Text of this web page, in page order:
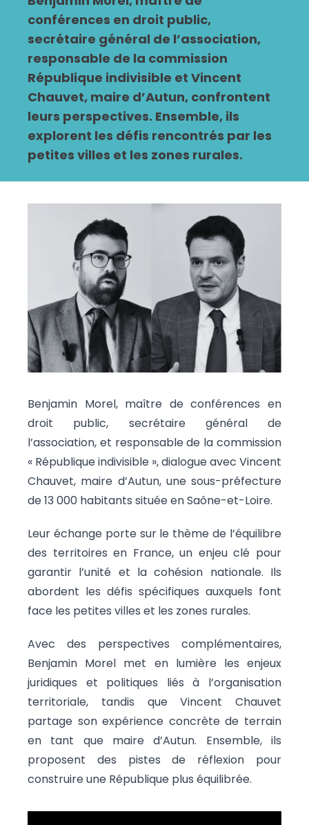
conférences en droit public,
secrétaire général de l’association,
responsable de la commission
République indivisible et Vincent
Chauvet, maire d’Autun, confrontent
leurs perspectives. Ensemble, ils
explorent les défis rencontrés par les
petites villes et les zones rurales.
Benjamin Morel, maître de conférences en
droit public, secrétaire général de
l’association, et responsable de la commission
« République indivisible », dialogue avec Vincent
Chauvet, maire d’Autun, une sous-préfecture
de 13 000 habitants située en Saône-et-Loire.
Leur échange porte sur le thème de l’équilibre
des territoires en France, un enjeu clé pour
garantir l’unité et la cohésion nationale. Ils
abordent les défis spécifiques auxquels font
face les petites villes et les zones rurales.
Avec des perspectives complémentaires,
Benjamin Morel met en lumière les enjeux
juridiques et politiques liés à l’organisation
territoriale, tandis que Vincent Chauvet
partage son expérience concrète de terrain
en tant que maire d’Autun. Ensemble, ils
proposent des pistes de réflexion pour
construire une République plus équilibrée.